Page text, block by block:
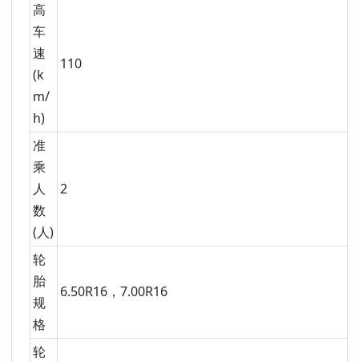
高
车
速
(k
m/
h)
110
准
乘
人
数
(人)
2
轮
胎
规
格
6.50R16，7.00R16
轮